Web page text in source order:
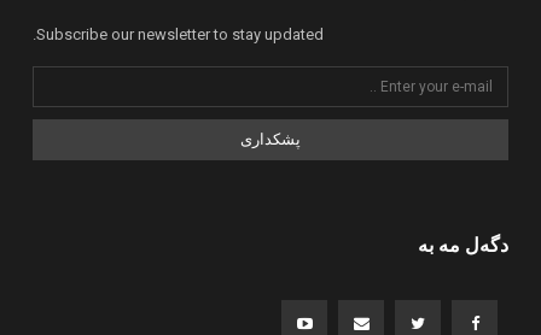
Subscribe our newsletter to stay updated.
پشکداری
دگەل مە بە